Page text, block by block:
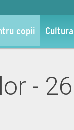
copii Cultura
- 26